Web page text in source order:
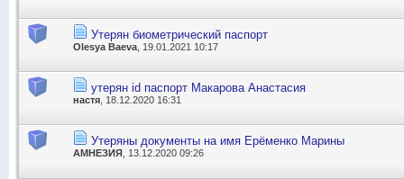
Утерян биометрический паспорт
Olesya Baeva , 19.01.2021 10:17
утерян id паспорт Макарова Анастасия
настя , 18.12.2020 16:31
Утеряны документы на имя Ерёменко Марины
АМНЕЗИЯ , 13.12.2020 09:26